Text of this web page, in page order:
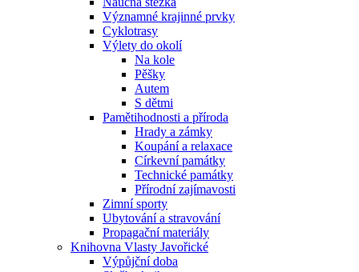
Významné krajinné prvky
Cyklotrasy
Výlety do okolí
Na kole
Pěšky
Autem
S dětmi
Pamětihodnosti a příroda
Hrady a zámky
Koupání a relaxace
Církevní památky
Technické památky
Přírodní zajímavosti
Zimní sporty
Ubytování a stravování
Propagační materiály
Knihovna Vlasty Javořické
Výpůjční doba